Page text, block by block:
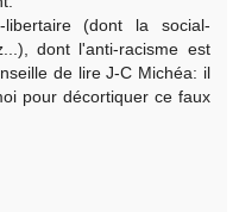
libertaire (dont la social-
dont l'anti-racisme est
de lire J-C Michéa: il
pour décortiquer ce faux